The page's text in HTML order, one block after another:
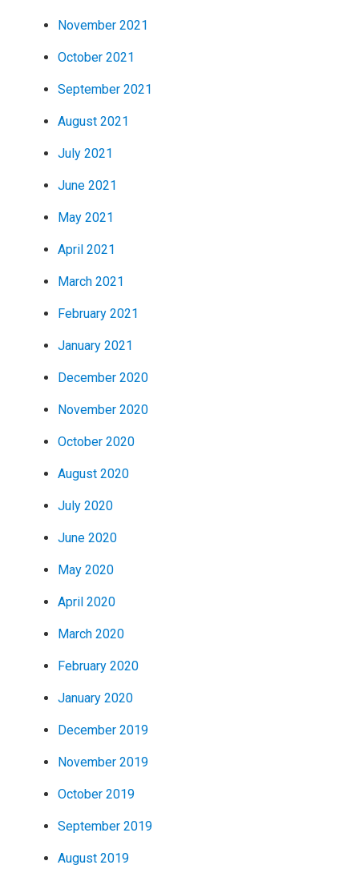
November 2021
October 2021
September 2021
August 2021
July 2021
June 2021
May 2021
April 2021
March 2021
February 2021
January 2021
December 2020
November 2020
October 2020
August 2020
July 2020
June 2020
May 2020
April 2020
March 2020
February 2020
January 2020
December 2019
November 2019
October 2019
September 2019
August 2019